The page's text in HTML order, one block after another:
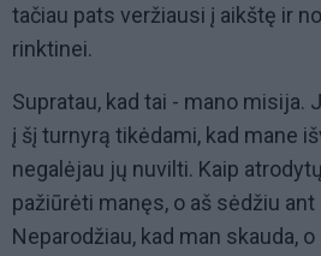
tačiau pats veržiausi į aikštę ir
rinktinei.
Supratau, kad tai - mano misija.
į šį turnyrą tikėdami, kad mane
negalėjau jų nuvilti. Kaip
pažiūrėti manęs, o aš sėdžiu
Neparodžiau, kad man skauda,